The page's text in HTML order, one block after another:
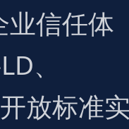
业信任体
、
放标准